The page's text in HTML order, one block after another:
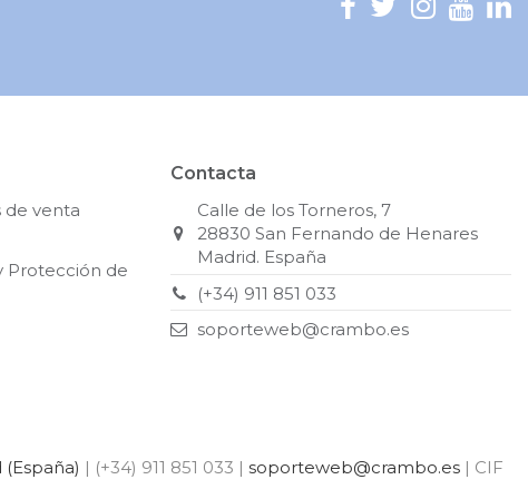
de venta
Protección de
Contacta
Calle de los Torneros, 7
28830 San Fernando de Henares
Madrid. España
(+34) 911 851 033
soporteweb@crambo.es
| (+34) 911 851 033 | soporteweb@crambo.es| CIF